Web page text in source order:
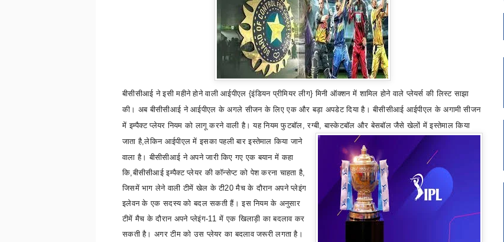
बीसीसीआई ने इसी महीने होने वाली आईपीएल {इंडियन प्रीमियर लीग} मिनी ऑक्शन में शामिल होने वाले प्लेयर्स की लिस्ट साझा
की। अब बीसीसीआई ने आईपीएल के अगले सीजन के लिए एक और बड़ा अपडेट दिया है। बीसीसीआई आईपीएल के अगामी सीजन
में इम्पैक्ट प्लेयर नियम को लागू करने वाली है। यह नियम फुटबॉल,रग्बी,बास्केटबॉल और बेसबॉल जैसे खेलों में इस्तेमाल किया
जाताहै,लेकिन आईपीएल में इसका पहली बार इस्तेमाल किया जाने
वाला है। बीसीसीआई ने अपने जारी किए गए एक बयान में कहा
कि,बीसीसीआई इम्पैक्ट प्लेयर की कॉन्सेप्ट को पेश करना चाहता है,
जिसमें भाग लेने वाली टीमें खेल के टी20 मैच के दौरान अपने प्लेइंग
इलेवन के एक सदस्य को बदल सकती हैं। इस नियम के अनुसार
टीमें मैच के दौरान अपने प्लेइंग-11 में एक खिलाड़ी काबदलाव कर
सकती है। अगर टीम को उस प्लेयर का बदलाव जरूरी लगता है।